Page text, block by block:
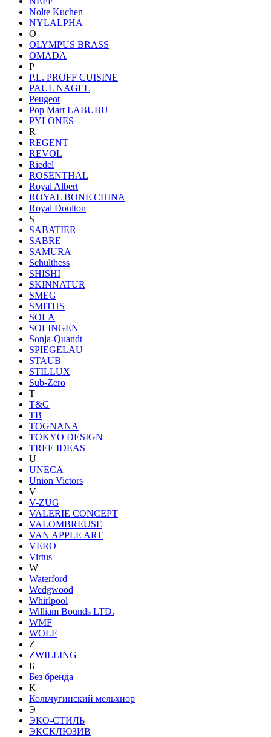
Nolte Kuchen
NYLALPHA
O
OLYMPUS BRASS
OMADA
P
P.L. PROFF CUISINE
PAUL NAGEL
Peugeot
Pop Mart LABUBU
PYLONES
R
REGENT
REVOL
Riedel
ROSENTHAL
Royal Albert
ROYAL BONE CHINA
Royal Doulton
S
SABATIER
SABRE
SAMURA
Schulthess
SHISHI
SKINNATUR
SMEG
SMITHS
SOLA
SOLINGEN
Sonja-Quandt
SPIEGELAU
STAUB
STILLUX
Sub-Zero
T
T&G
TB
TOGNANA
TOKYO DESIGN
TREE IDEAS
U
UNECA
Union Victors
V
V-ZUG
VALERIE CONCEPT
VALOMBREUSE
VAN APPLE ART
VERO
Virtus
W
Waterford
Wedgwood
Whirlpool
William Bounds LTD.
WMF
WOLF
Z
ZWILLING
Б
Без бренда
К
Кольчугинский мельхиор
Э
ЭКО-СТИЛЬ
ЭКСКЛЮЗИВ